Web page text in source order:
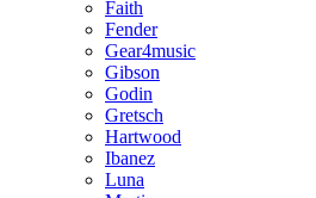
Faith
Fender
Gear4music
Gibson
Godin
Gretsch
Hartwood
Ibanez
Luna